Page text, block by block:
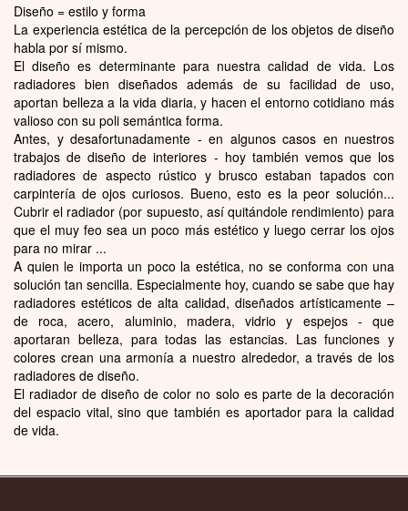
Diseño = estilo y forma
La experiencia estética de la percepción de los objetos de diseño
habla por sí mismo.
El diseño es determinante para nuestra calidad de vida. Los
radiadores bien diseñados además de su facilidad de uso,
aportan belleza a la vida diaria, y hacen el entorno cotidiano más
valioso con su poli semántica forma.
Antes, y desafortunadamente - en algunos casos en nuestros
trabajos de diseño de interiores - hoy también vemos que los
radiadores de aspecto rústico y brusco estaban tapados con
carpintería de ojos curiosos. Bueno, esto es la peor solución...
Cubrir el radiador (por supuesto, así quitándole rendimiento) para
que el muy feo sea un poco más estético y luego cerrar los ojos
para no mirar ...
A quien le importa un poco la estética, no se conforma con una
solución tan sencilla. Especialmente hoy, cuando se sabe que hay
radiadores estéticos de alta calidad, diseñados artísticamente –
de roca, acero, aluminio, madera, vidrio y espejos - que
aportaran belleza, para todas las estancias. Las funciones y
colores crean una armonía a nuestro alrededor, a través de los
radiadores de diseño.
El radiador de diseño de color no solo es parte de la decoración
del espacio vital, sino que también es aportador para la calidad
de vida.